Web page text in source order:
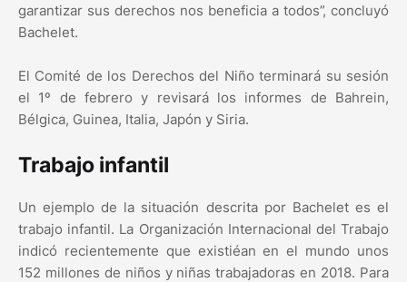
garantizar sus derechos nos beneficia a todos”, concluyó
Bachelet.
El Comité de los Derechos del Niño terminará su sesión
el 1º de febrero y revisará los informes de Bahrein,
Bélgica, Guinea, Italia, Japón y Siria.
Trabajo infantil
Un ejemplo de la situación descrita por Bachelet es el
trabajo infantil. La Organización Internacional del Trabajo
indicó recientemente que existiéan en el mundo unos
152 millones de niños y niñas trabajadoras en 2018. Para